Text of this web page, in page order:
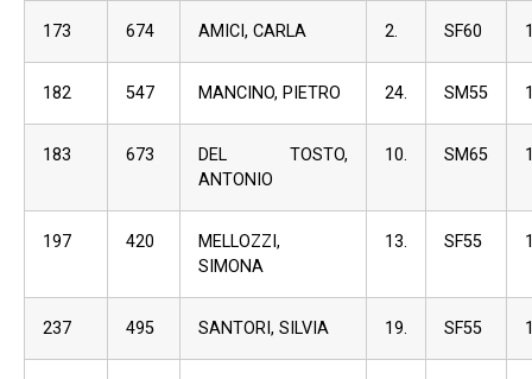
173 674 AMICI, CARLA 2. SF60
182 547 MANCINO, PIETRO 24. SM55
183 673
DEL TOSTO,
ANTONIO
10. SM65
197 420
MELLOZZI,
SIMONA
13. SF55
237 495 SANTORI, SILVIA 19. SF55